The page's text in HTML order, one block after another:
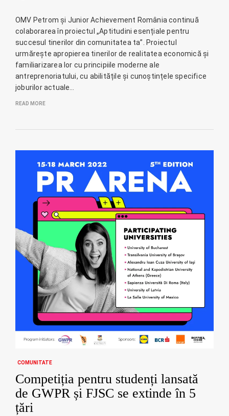
OMV Petrom și Junior Achievement România continuă
colaborarea în proiectul „Aptitudini esențiale pentru
succesul tinerilor din comunitatea ta”. Proiectul
urmărește apropierea tinerilor de realitatea economică și
familiarizarea lor cu principiile moderne ale
antreprenoriatului, cu abilitățile și cunoștințele specifice
joburilor actuale…
READ MORE
COMUNITATE
Competiția pentru studenți lansată
de GWPR și FJSC se extinde în 5
țări